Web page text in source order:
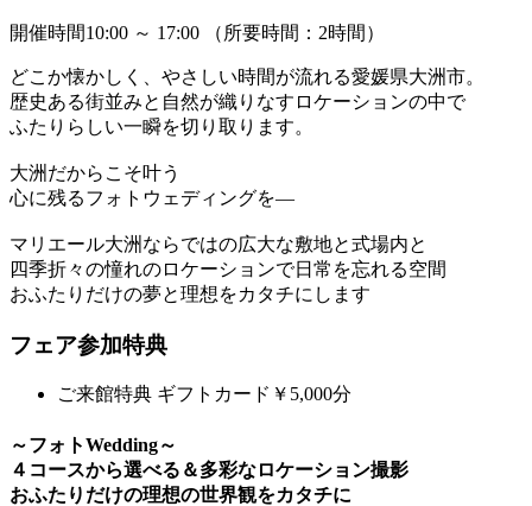
開催時間10:00 ～ 17:00 （所要時間：2時間）
どこか懐かしく、やさしい時間が流れる愛媛県大洲市。
歴史ある街並みと自然が織りなすロケーションの中で
ふたりらしい一瞬を切り取ります。
大洲だからこそ叶う
心に残るフォトウェディングを―
マリエール大洲ならではの広大な敷地と式場内と
四季折々の憧れのロケーションで日常を忘れる空間
おふたりだけの夢と理想をカタチにします
フェア参加特典
ご来館特典 ギフトカード￥5,000分
～フォトWedding～
４コースから選べる＆多彩なロケーション撮影
おふたりだけの理想の世界観をカタチに